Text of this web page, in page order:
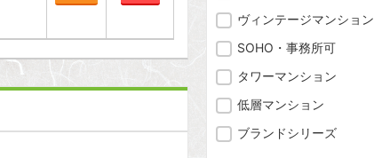
ヴィンテージマンション
SOHO・事務所可
タワーマンション
低層マンション
ブランドシリーズ